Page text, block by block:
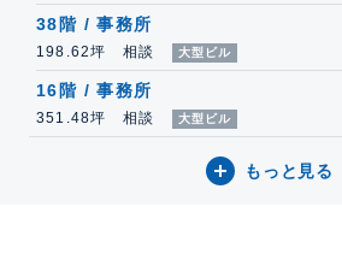
38階 / 事務所
198.62坪 相談 大型ビル
16階 / 事務所
351.48坪 相談 大型ビル
もっと見る